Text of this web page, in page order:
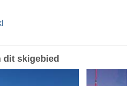
dit skigebied